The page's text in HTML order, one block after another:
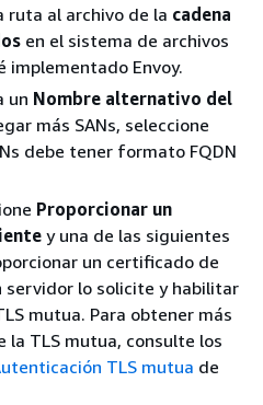
ruta al archivo de la cadena
en el sistema de archivos
implementado Envoy.
un Nombre alternativo del
más SANs, seleccione
debe tener formato FQDN
Proporcionar un
y una de las siguientes
un certificado de
servidor lo solicite y habilitar
mutua. Para obtener más
la TLS mutua, consulte los
TLS mutua de